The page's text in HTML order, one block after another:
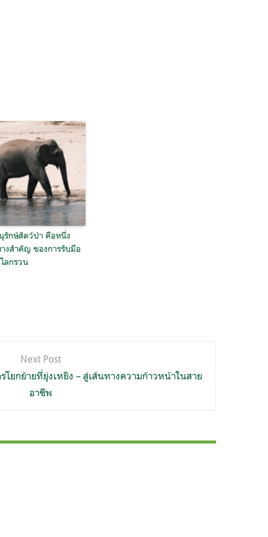
รักษ์สัตว์ป่า คือหนึ่ง
งสำคัญ ของการรับมือ
ลกรวน
Next Post
ยกย้ายที่ยุ่งเหยิง – สู่เส้นทางความก้าวหน้าในสาย
อาชีพ